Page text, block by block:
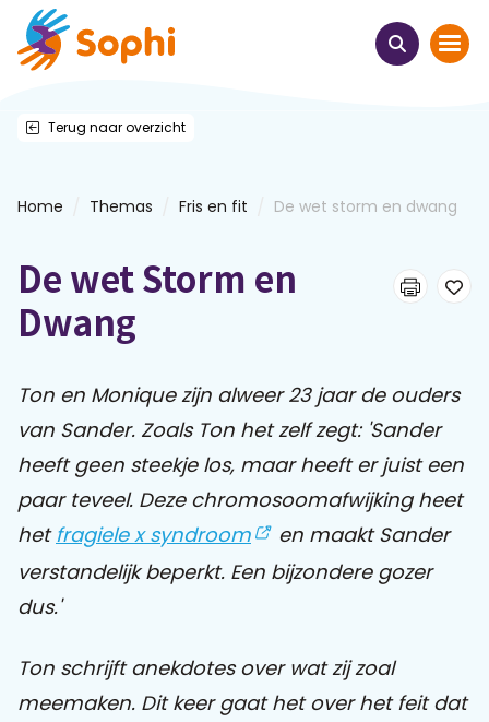
Thema's
Leren & ontmoeten
E-learnings
Themabijeenkomsten
Praat mee
Sophi
Sophi
Terug naar overzicht
Home Themas Fris en fit De wet storm en dwang
De wet Storm en
Dwang
Ton en Monique zijn alweer 23 jaar de ouders
van Sander. Zoals Ton het zelf zegt: 'Sander
heeft geen steekje los, maar heeft er juist een
paar teveel. Deze chromosoomafwijking heet
hetfragiele x syndroom
en maakt Sander
verstandelijk beperkt. Een bijzondere gozer
dus.'
Ton schrijft anekdotes over wat zij zoal
meemaken. Dit keer gaat het over het feit dat